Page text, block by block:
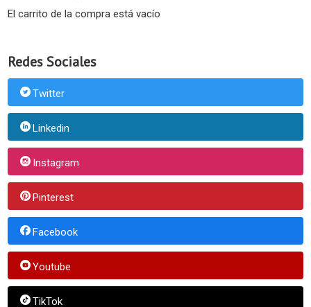
El carrito de la compra está vacío
Redes Sociales
Twitter
Linkedin
Instagram
Pinterest
Facebook
Youtube
TikTok